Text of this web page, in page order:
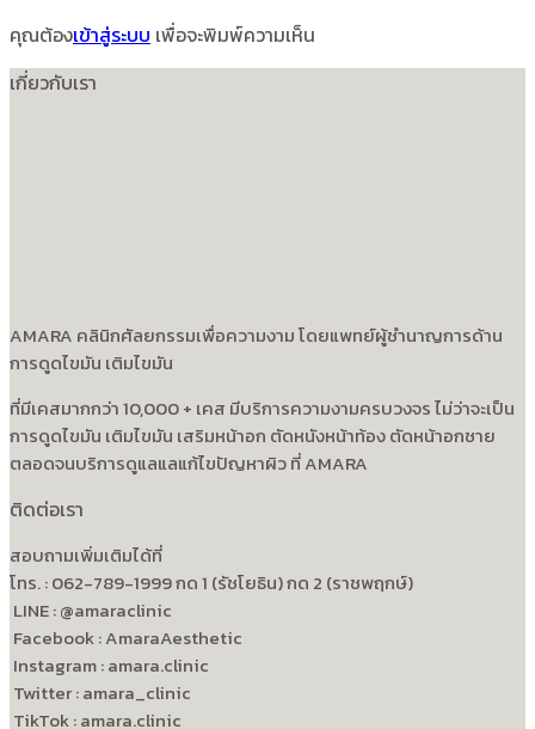
คุณต้องเข้าสู่ระบบ เพื่อจะพิมพ์ความเห็น
เกี่ยวกับเรา
AMARA คลินิกศัลยกรรมเพื่อความงาม โดยแพทย์ผู้ชำนาญการด้าน
การดูดไขมัน เติมไขมัน
ที่มีเคสมากกว่า 10,000 + เคส มีบริการความงามครบวงจร ไม่ว่าจะเป็น
การดูดไขมัน เติมไขมัน เสริมหน้าอก ตัดหนังหน้าท้อง ตัดหน้าอกชาย
ตลอดจนบริการดูแลแลแก้ไขปัญหาผิว ที่ AMARA
ติดต่อเรา
สอบถามเพิ่มเติมได้ที่
โทร. : 062-789-1999 กด 1 (รัชโยธิน) กด 2 (ราชพฤกษ์)
LINE : @amaraclinic
Facebook : AmaraAesthetic
Instagram : amara.clinic
Twitter : amara_clinic
TikTok : amara.clinic